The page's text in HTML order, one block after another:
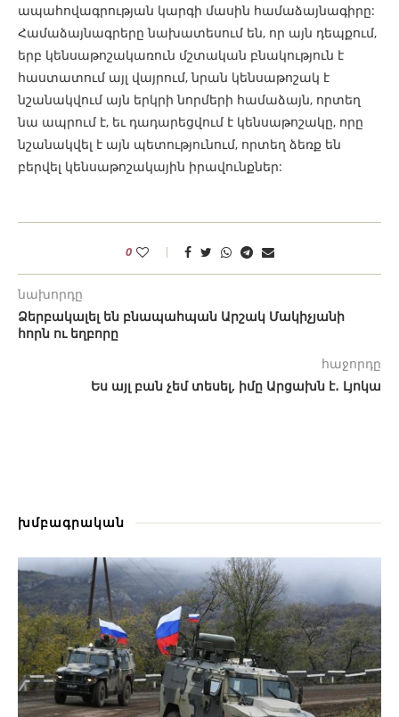
ապահովագրության կարգի մասին համաձայնագիրը:
Համաձայնագրերը նախատեսում են, որ այն դեպքում,
երբ կենսաթոշակառուն մշտական բնակություն է
հաստատում այլ վայրում, նրան կենսաթոշակ է
նշանակվում այն երկրի նորմերի համաձայն, որտեղ
նա ապրում է, եւ դադարեցվում է կենսաթոշակը, որը
նշանակվել է այն պետությունում, որտեղ ձեռք են
բերվել կենսաթոշակային իրավունքներ:
0
նախորդը
Ձերբակալել են բնապահպան Արշակ Մակիչյանի
հորն ու եղբորը
հաջորդը
Ես այլ բան չեմ տեսել, իմը Արցախն է․ Լյոկա
խմբագրական